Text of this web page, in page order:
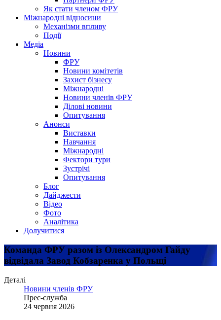
Як стати членом ФРУ
Міжнародні відносини
Механізми впливу
Події
Медіа
Новини
ФРУ
Новини комітетів
Захист бізнесу
Міжнародні
Новини членів ФРУ
Ділові новини
Опитування
Анонси
Виставки
Навчання
Міжнародні
Фектори тури
Зустрічі
Опитування
Блог
Дайджести
Відео
Фото
Аналітика
Долучитися
Команда ФРУ разом із Олександром Гайду
відвідала Завод Кобзаренка у Польщі
Деталі
Новини членів ФРУ
Прес-служба
24 червня 2026